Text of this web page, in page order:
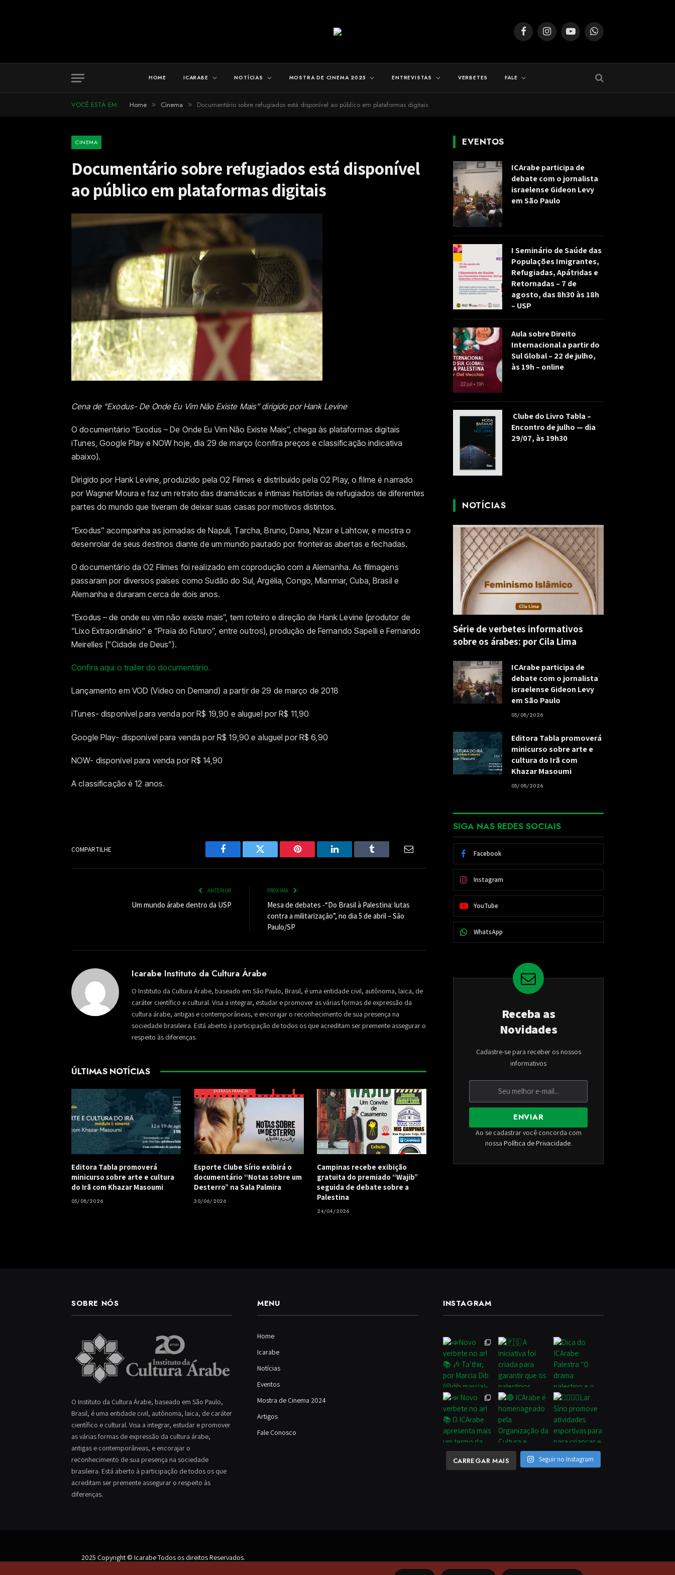
FacebookInstagramYouTubeWhatsApp
HOME ICARABE NOTÍCIAS MOSTRA DE CINEMA 2025 ENTREVISTAS VERBETES FALE
VOCÊ ESTÁ EM: Home » Cinema » Documentário sobre refugiados está disponível ao público em plataformas digitais
CINEMA
Documentário sobre refugiados está disponível
ao público em plataformas digitais
Cena de “Exodus- De Onde Eu Vim Não Existe Mais” dirigido por Hank Levine
O documentário “Exodus – De Onde Eu Vim Não Existe Mais”, chega às plataformas digitais
iTunes, Google Play e NOW hoje, dia 29 de março (confira preços e classificação indicativa
abaixo).
Dirigido por Hank Levine, produzido pela O2 Filmes e distribuído pela O2 Play, o filme é narrado
por Wagner Moura e faz um retrato das dramáticas e íntimas histórias de refugiados de diferentes
partes do mundo que tiveram de deixar suas casas por motivos distintos.
“Exodus” acompanha as jornadas de Napuli, Tarcha, Bruno, Dana, Nizar e Lahtow, e mostra o
desenrolar de seus destinos diante de um mundo pautado por fronteiras abertas e fechadas.
O documentário da O2 Filmes foi realizado em coprodução com a Alemanha. As filmagens
passaram por diversos países como Sudão do Sul, Argélia, Congo, Mianmar, Cuba, Brasil e
Alemanha e duraram cerca de dois anos.
“Exodus – de onde eu vim não existe mais”, tem roteiro e direção de Hank Levine (produtor de
“Lixo Extraordinário” e “Praia do Futuro”, entre outros), produção de Fernando Sapelli e Fernando
Meirelles (“Cidade de Deus”).
Confira aqui o trailer do documentário.
Lançamento em VOD (Video on Demand) a partir de 29 de março de 2018
iTunes- disponível para venda por R$ 19,90 e aluguel por R$ 11,90
Google Play- disponível para venda por R$ 19,90 e aluguel por R$ 6,90
NOW- disponível para venda por R$ 14,90
A classificação é 12 anos.
COMPARTILHE
Facebook Twitter Pinterest LinkedIn Tumblr
ANTERIOR
Um mundo árabe dentro da USP
PRÓXIMA
Mesa de debates -“Do Brasil à Palestina: lutas
contra a militarização”, no dia 5 de abril – São
Paulo/SP
Icarabe Instituto da Cultura Árabe
O Instituto da Cultura Árabe, baseado em São Paulo, Brasil, é uma entidade civil, autônoma, laica, de
caráter científico e cultural. Visa a integrar, estudar e promover as várias formas de expressão da
cultura árabe, antigas e contemporâneas, e encorajar o reconhecimento de sua presença na
sociedade brasileira. Está aberto à participação de todos os que acreditam ser premente assegurar o
respeito às diferenças.
ÚLTIMAS NOTÍCIAS
Editora Tabla promoverá
minicurso sobre arte e cultura
do Irã com Khazar Masoumi
05/08/2026
Esporte Clube Sírio exibirá o
documentário “Notas sobre um
Desterro” na Sala Palmira
30/06/2026
Campinas recebe exibição
gratuita do premiado “Wajib”
seguida de debate sobre a
Palestina
24/04/2026
EVENTOS
ICArabe participa de
debate com o jornalista
israelense Gideon Levy
em São Paulo
I Seminário de Saúde das
Populações Imigrantes,
Refugiadas, Apátridas e
Retornadas – 7 de
agosto, das 8h30 às 18h
– USP
Aula sobre Direito
Internacional a partir do
Sul Global – 22 de julho,
às 19h – online
Clube do Livro Tabla –
Encontro de julho — dia
29/07, às 19h30
NOTÍCIAS
Série de verbetes informativos
sobre os árabes: por Cila Lima
ICArabe participa de
debate com o jornalista
israelense Gideon Levy
em São Paulo
05/08/2026
Editora Tabla promoverá
minicurso sobre arte e
cultura do Irã com
Khazar Masoumi
05/08/2026
SIGA NAS REDES SOCIAIS
Facebook
Instagram
YouTube
WhatsApp
Receba as
Novidades
Cadastre-se para receber os nossos
informativos
ENVIAR
Ao se cadastrar você concorda com
nossa Política de Privacidade.
SOBRE NÓS
O Instituto da Cultura Árabe, baseado em São Paulo,
Brasil, é uma entidade civil, autônoma, laica, de caráter
científico e cultural. Visa a integrar, estudar e promover
as várias formas de expressão da cultura árabe,
antigas e contemporâneas, e encorajar o
reconhecimento de sua presença na sociedade
brasileira. Está aberto à participação de todos os que
acreditam ser premente assegurar o respeito às
diferenças.
MENU
Home
Icarabe
Notícias
Eventos
Mostra de Cinema 2024
Artigos
Fale Conosco
INSTAGRAM
CARREGAR MAIS Seguir no Instagram
2025 Copyright © Icarabe Todos os direitos Reservados.
Os textos deste site são de responsabilidade de seus autores e estão disponíveis ao público sob a Licença Creative Commons. Alguns direitos reservados.